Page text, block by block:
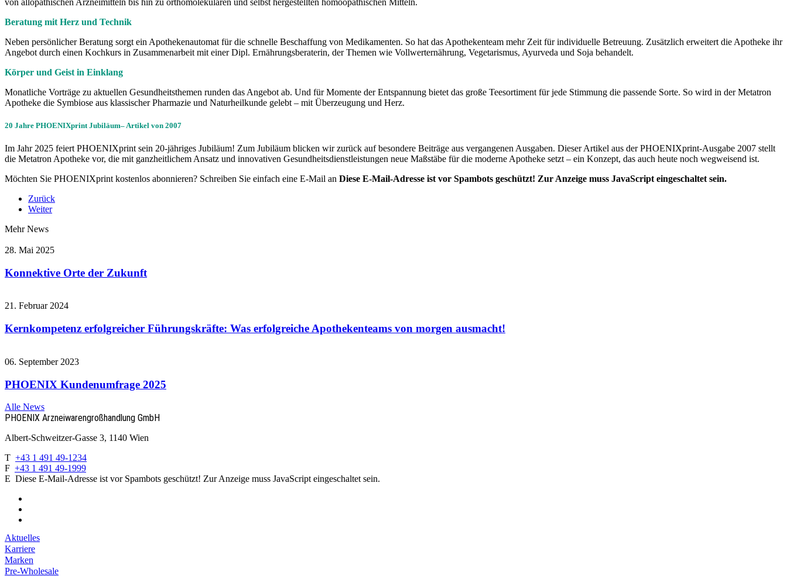
Beratung mit Herz und Technik
Neben persönlicher Beratung sorgt ein Apothekenautomat für die schnelle Beschaffung von Medikamenten. So hat das Apothekenteam mehr Zeit für individuelle Betreuung. Zusätzlich erweitert die Apotheke ihr
Angebot durch einen Kochkurs in Zusammenarbeit mit einer Dipl. Ernährungsberaterin, der Themen wie Vollwerternährung, Vegetarismus, Ayurveda und Soja behandelt.
Körper und Geist in Einklang
Monatliche Vorträge zu aktuellen Gesundheitsthemen runden das Angebot ab. Und für Momente der Entspannung bietet das große Teesortiment für jede Stimmung die passende Sorte. So wird in der Metatron
Apotheke die Symbiose aus klassischer Pharmazie und Naturheilkunde gelebt – mit Überzeugung und Herz.
20 Jahre PHOENIXprint Jubiläum– Artikel von 2007
Im Jahr 2025 feiert PHOENIXprint sein 20-jähriges Jubiläum! Zum Jubiläum blicken wir zurück auf besondere Beiträge aus vergangenen Ausgaben. Dieser Artikel aus der PHOENIXprint-Ausgabe 2007 stellt
die Metatron Apotheke vor, die mit ganzheitlichem Ansatz und innovativen Gesundheitsdienstleistungen neue Maßstäbe für die moderne Apotheke setzt – ein Konzept, das auch heute noch wegweisend ist.
Möchten Sie PHOENIXprint kostenlos abonnieren? Schreiben Sie einfach eine E-Mail an Diese E-Mail-Adresse ist vor Spambots geschützt! Zur Anzeige muss JavaScript eingeschaltet sein.
Zurück
Weiter
Mehr News
28. Mai 2025
Konnektive Orte der Zukunft
21. Februar 2024
Kernkompetenz erfolgreicher Führungskräfte: Was erfolgreiche Apothekenteams von morgen ausmacht!
06. September 2023
PHOENIX Kundenumfrage 2025
Alle News
PHOENIX Arzneiwaren­großhandlung GmbH
Albert-Schweitzer-Gasse 3, 1140 Wien
T +43 1 491 49-1234
F +43 1 491 49-1999
E Diese E-Mail-Adresse ist vor Spambots geschützt! Zur Anzeige muss JavaScript eingeschaltet sein.
Aktuelles
Karriere
Marken
Pre-Wholesale